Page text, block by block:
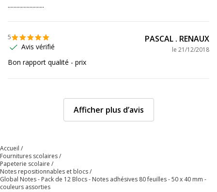
.........................
5
Avis vérifié
PASCAL . RENAUX
le 21/12/2018
Bon rapport qualité - prix
Afficher plus d’avis
Accueil
Fournitures scolaires
Papeterie scolaire
Notes repositionnables et blocs
Global Notes - Pack de 12 Blocs - Notes adhésives 80 feuilles - 50 x 40 mm -
couleurs assorties